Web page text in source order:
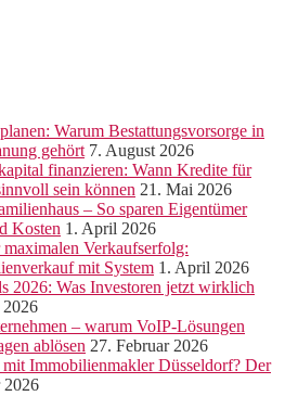
Warum Bestattungsvorsorge in
gehört 7. August 2026
finanzieren: Wann Kredite für
sein können 21. Mai 2026
– So sparen Eigentümer
Kosten 1. April 2026
Verkaufserfolg:
mit System 1. April 2026
2026: Was Investoren jetzt wirklich
– warum VoIP-Lösungen
ablösen 27. Februar 2026
Immobilienmakler Düsseldorf? Der
2026